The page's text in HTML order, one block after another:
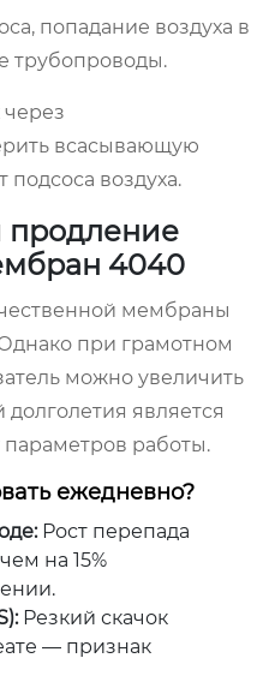
попадание воздуха в
трубопроводы.
через
всасывающую
воздуха.
4040
мембраны
при грамотном
можно увеличить
является
работы.
ежедневно?
Рост перепада
на 15%
Резкий скачок
— признак